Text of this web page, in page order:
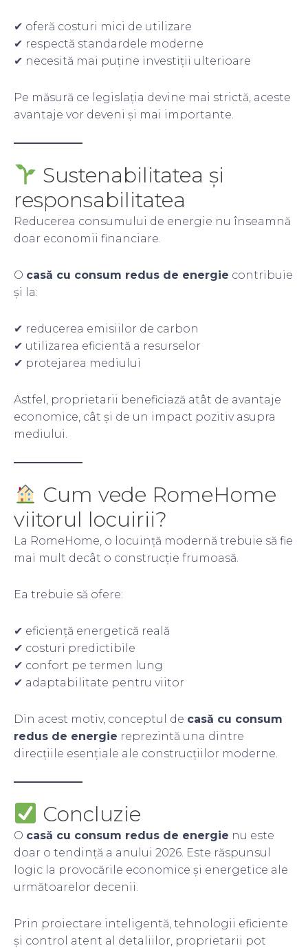
✔ oferă costuri mici de utilizare
✔ respectă standardele moderne
✔ necesită mai puține investiții ulterioare
Pe măsură ce legislația devine mai strictă, aceste
avantaje vor deveni și mai importante.
Sustenabilitatea și
responsabilitatea
Reducerea consumului de energie nu înseamnă
doar economii financiare.
O casă cu consum redus de energie contribuie
și la:
✔ reducerea emisiilor de carbon
✔ utilizarea eficientă a resurselor
✔ protejarea mediului
Astfel, proprietarii beneficiază atât de avantaje
economice, cât și de un impact pozitiv asupra
mediului.
Cum vede RomeHome
viitorul locuirii?
La RomeHome, o locuință modernă trebuie să fie
mai mult decât o construcție frumoasă.
Ea trebuie să ofere:
✔ eficiență energetică reală
✔ costuri predictibile
✔ confort pe termen lung
✔ adaptabilitate pentru viitor
Din acest motiv, conceptul de casă cu consum
redus de energie reprezintă una dintre
direcțiile esențiale ale construcțiilor moderne.
Concluzie
O casă cu consum redus de energie nu este
doar o tendință a anului 2026. Este răspunsul
logic la provocările economice și energetice ale
următoarelor decenii.
Prin proiectare inteligentă, tehnologii eficiente
și control atent al detaliilor, proprietarii pot